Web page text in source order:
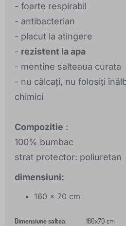
- foarte respirabil
- antibacterian
- placut la atingere
- rezistent la apa
- mentine salteaua curata
- nu călcați, nu folosiți
chimici
Compozitie :
100% bumbac
strat protector: poliuretan
dimensiuni:
160 x 70 cm
Dimensiune saltea: 160x70 cm